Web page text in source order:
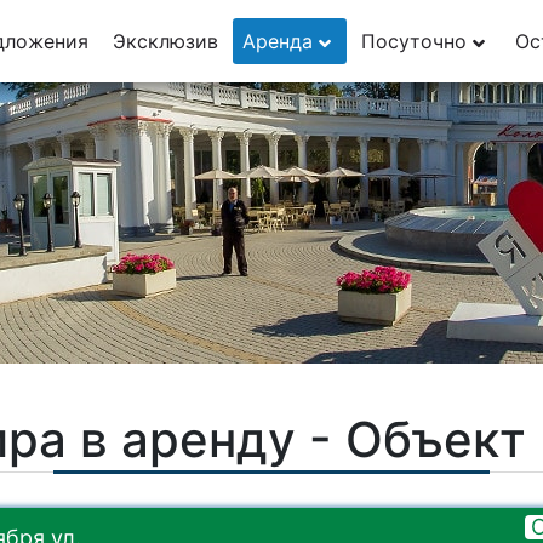
Эксклюзив Аренда Посуточно
в аренду -
ул.